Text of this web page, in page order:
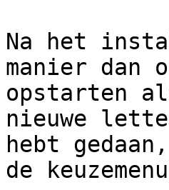
Na het
manier dan
opstarten
nieuwe
hebt
de